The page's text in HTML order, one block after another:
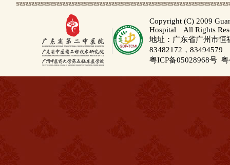
Copyright (C) 2009
Hospital All Rights
地址：广东省广州市
83482172，83494579
粤ICP备05028968号